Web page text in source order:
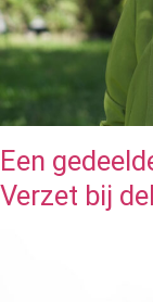
Een
Verzet bij